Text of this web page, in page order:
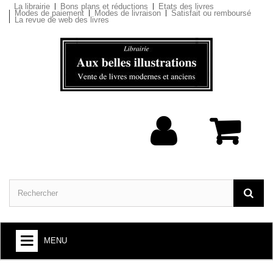
La librairie Bons plans et réductions Etats des livres
Modes de paiement Modes de livraison Satisfait ou remboursé
La revue de web des livres
MENU